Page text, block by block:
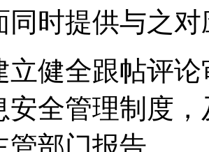
同时提供与之
立健全跟帖评
安全管理制度
部门报告。